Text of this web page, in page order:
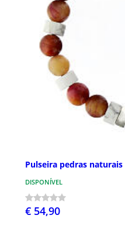
Pulseira pedras
DISPONÍVEL
€ 54,90